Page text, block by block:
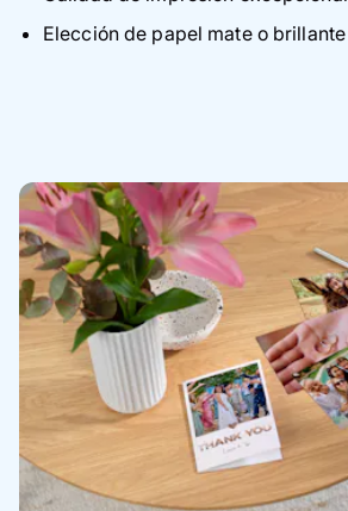
Elección de papel mate o brillante